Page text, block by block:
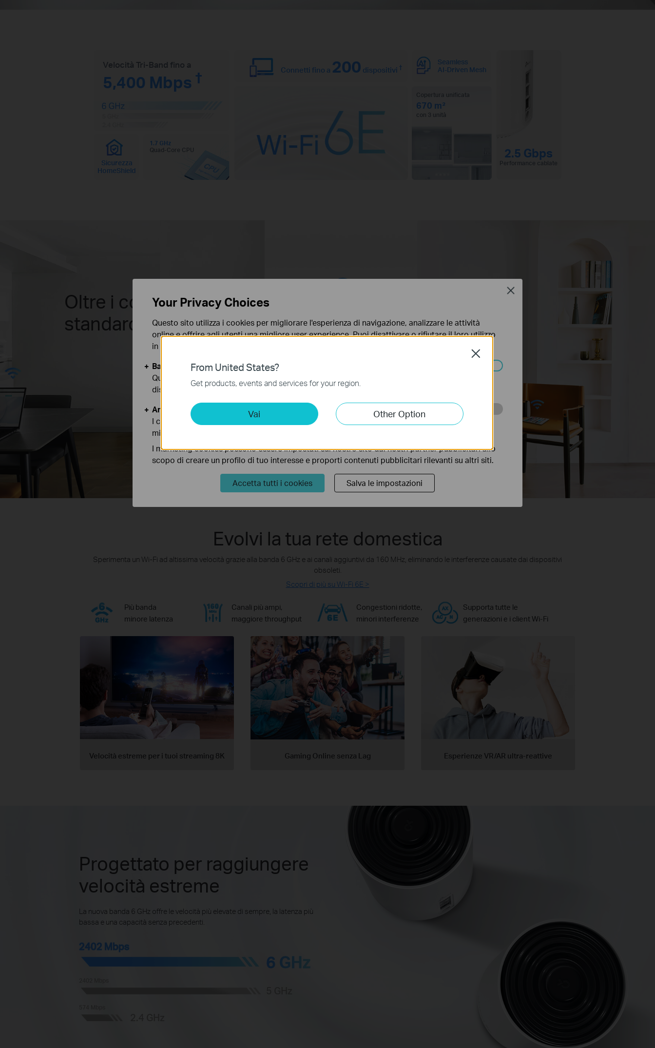
Velocità Tri-Band fino a
5,400 Mbps †
Sicurezza
HomeShield
1.7 GHz
Quad-Core CPU
Connetti fino a 200 dispositivi †
Seamless
AI-Driven Mesh
Copertura unificata
670 m²
con 3 unità
2.5 Gbps
Performance cablate
Oltre i confini dello
standard Wi-Fi 6
Evolvi la tua rete domestica
Sperimenta un Wi-Fi ad altissima velocità grazie alla banda 6 GHz e ai canali aggiuntivi da 160 MHz, eliminando le interferenze causate dai dispositivi
obsoleti.
Scopri di più su Wi-Fi 6E >
Più banda
minore latenza
Canali più ampi,
maggiore throughput
Congestioni ridotte,
minori interferenze
Supporta tutte le
generazioni e i client Wi-Fi
Velocità estreme per i tuoi streaming 8K Gaming Online senza Lag Esperienze VR/AR ultra-reattive
Progettato per raggiungere
velocità estreme
La nuova banda 6 GHz offre le velocità più elevate di sempre, la latenza più
bassa e una capacità senza precedenti.
2402 Mbps
6 GHz
From United States?
Get products, events and services for your region.
Vai Other Option
Close
Your Privacy Choices
Questo sito utilizza i cookies per migliorare l'esperienza di navigazione, analizzare le attività
online e offrire agli utenti una migliore user experience. Puoi disattivare o rifiutare il loro utilizzo
in qualunque momento. Per maggiori informazioni consulta la nostra
Basic Cookies
Questi cookies sono necessari per il corretto funzionamento del sito e non possono essere
disattivati nel tuo sistema.
Analytics e Marketing Cookies
I cookies analitici ci permettono di analizzare le tue attività sul nostro sito allo scopo di
migliorarne le funzionalità.
I marketing cookies possono essere impostati sul nostro sito dai nostri partner pubblicitari allo
scopo di creare un profilo di tuo interesse e proporti contenuti pubblicitari rilevanti su altri siti.
Accetta tutti i cookies Salva le impostazioni
Close